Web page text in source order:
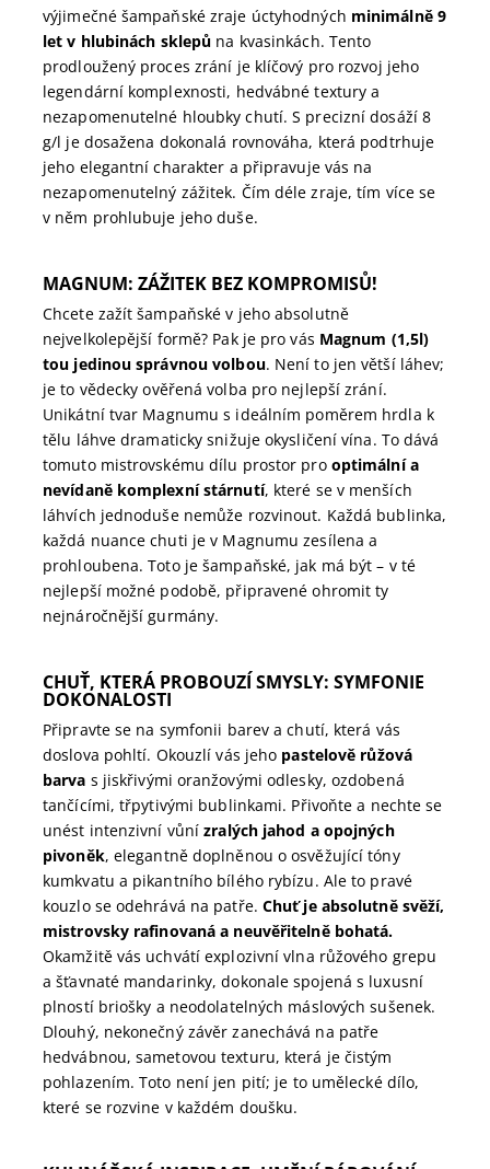
výjimečné šampaňské zraje úctyhodných minimálně 9
let v hlubinách sklepů na kvasinkách. Tento
prodloužený proces zrání je klíčový pro rozvoj jeho
legendární komplexnosti, hedvábné textury a
nezapomenutelné hloubky chutí. S precizní dosáží 8
g/l je dosažena dokonalá rovnováha, která podtrhuje
jeho elegantní charakter a připravuje vás na
nezapomenutelný zážitek. Čím déle zraje, tím více se
v něm prohlubuje jeho duše.
MAGNUM: ZÁŽITEK BEZ KOMPROMISŮ!
Chcete zažít šampaňské v jeho absolutně
nejvelkolepější formě? Pak je pro vás Magnum (1,5l)
tou jedinou správnou volbou. Není to jen větší láhev;
je to vědecky ověřená volba pro nejlepší zrání.
Unikátní tvar Magnumu s ideálním poměrem hrdla k
tělu láhve dramaticky snižuje okysličení vína. To dává
tomuto mistrovskému dílu prostor pro optimální a
nevídaně komplexní stárnutí, které se v menších
láhvích jednoduše nemůže rozvinout. Každá bublinka,
každá nuance chuti je v Magnumu zesílena a
prohloubena. Toto je šampaňské, jak má být – v té
nejlepší možné podobě, připravené ohromit ty
nejnáročnější gurmány.
CHUŤ, KTERÁ PROBOUZÍ SMYSLY: SYMFONIE
DOKONALOSTI
Připravte se na symfonii barev a chutí, která vás
doslova pohltí. Okouzlí vás jeho pastelově růžová
barva s jiskřivými oranžovými odlesky, ozdobená
tančícími, třpytivými bublinkami. Přivoňte a nechte se
unést intenzivní vůnízralých jahod a opojných
pivoněk, elegantně doplněnou o osvěžující tóny
kumkvatu a pikantního bílého rybízu. Ale to pravé
kouzlo se odehrává na patře. Chuť je absolutně svěží,
mistrovsky rafinovaná a neuvěřitelně bohatá.
Okamžitě vás uchvátí explozivní vlna růžového grepu
a šťavnaté mandarinky, dokonale spojená s luxusní
plností briošky a neodolatelných máslových sušenek.
Dlouhý, nekonečný závěr zanechává na patře
hedvábnou, sametovou texturu, která je čistým
pohlazením. Toto není jen pití; je to umělecké dílo,
které se rozvine v každém doušku.